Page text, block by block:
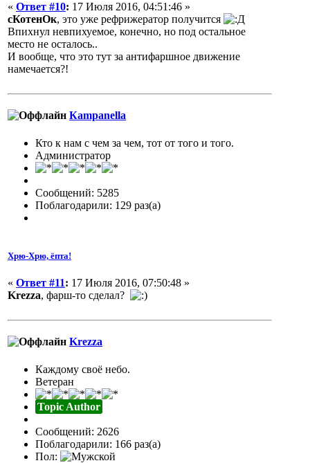
« Ответ #10: 17 Июля 2016, 04:51:46 »
сКотенОк, это уже рефрижератор получится
Впихнул невпихуемое, конечно, но под остальное
место не осталось..
И вообще, что это тут за антифаршное движение
намечается?!
Кampanella
Кто к нам с чем за чем, тот от того и того.
Администратор
Сообщений: 5285
Поблагодарили: 129 раз(а)
Хрю-Хрю, ёпта!
« Ответ #11: 17 Июля 2016, 07:50:48 »
Krezza, фарш-то сделал?
Krezza
Каждому своё небо.
Ветеран
Topic Author
Сообщений: 2626
Поблагодарили: 166 раз(а)
Пол: